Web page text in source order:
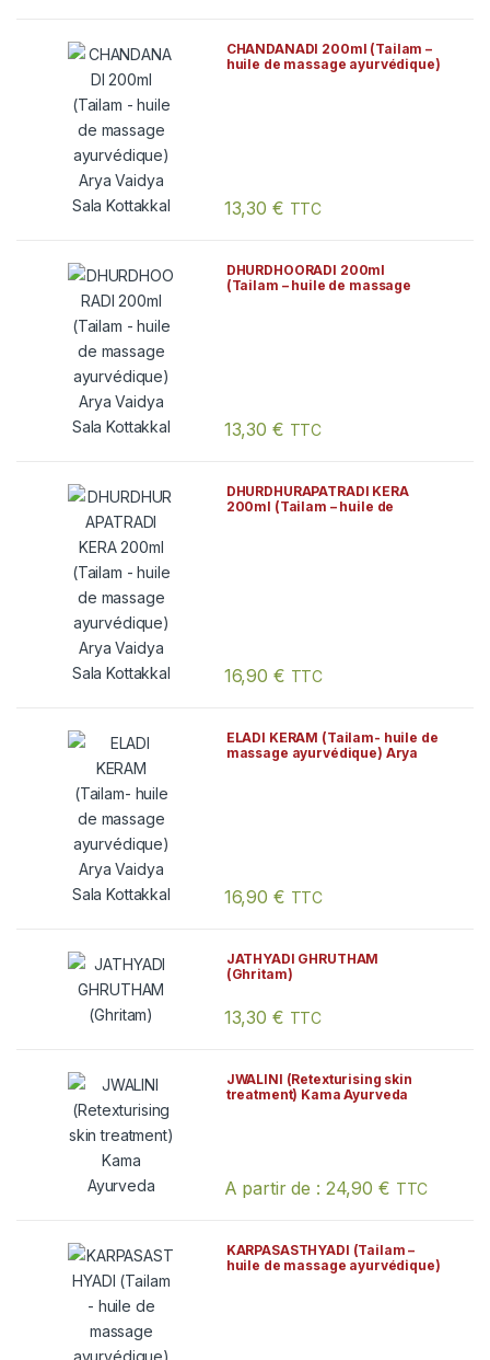
CHANDANADI 200ml (Tailam –
huile de massage ayurvédique)
13,30 € TTC
DHURDHOORADI 200ml
(Tailam – huile de massage
13,30 € TTC
DHURDHURAPATRADI KERA
200ml (Tailam – huile de
16,90 € TTC
ELADI KERAM (Tailam- huile de
massage ayurvédique) Arya
16,90 € TTC
JATHYADI GHRUTHAM
(Ghritam)
13,30 € TTC
JWALINI (Retexturising skin
treatment) Kama Ayurveda
A partir de : 24,90 € TTC
Ce produit a plusieurs variations.
KARPASASTHYADI (Tailam –
huile de massage ayurvédique)